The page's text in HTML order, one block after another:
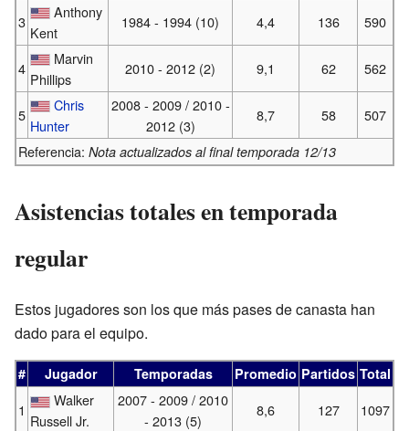
3
Anthony
Kent
1984 - 1994 (10) 4,4 136 590
4
Marvin
Phillips
2010 - 2012 (2) 9,1 62 562
5
Chris
Hunter
2008 - 2009 / 2010 -
2012 (3)
8,7 58
507
Referencia: Nota actualizados al final temporada 12/13
Asistencias totales en temporada
regular
Estos jugadores son los que más pases de canasta han
dado para el equipo.
# Jugador Temporadas Promedio Partidos Total
1
Walker
Russell Jr.
2007 - 2009 / 2010
- 2013 (5)
8,6 127 1097